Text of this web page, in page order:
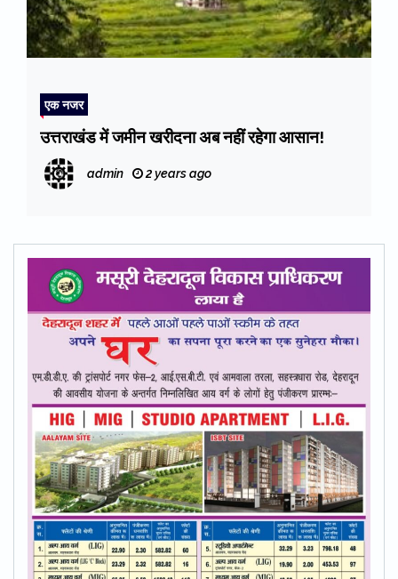
एक नजर
उत्तराखंड में जमीन खरीदना अब नहीं रहेगा आसान!
admin 2 years ago